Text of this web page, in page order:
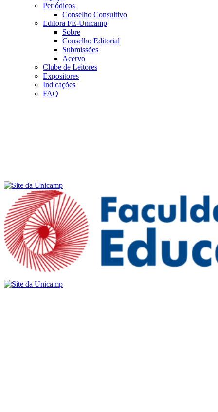
Periódicos
Conselho Consultivo
Editora FE-Unicamp
Sobre
Conselho Editorial
Submissões
Acervo
Clube de Leitores
Expositores
Indicações
FAQ